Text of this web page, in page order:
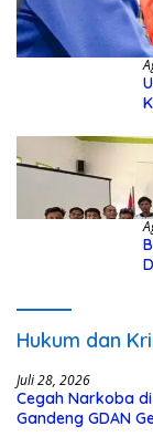
Hukum dan
Juli 28, 2026
Cegah Narkoba
Gandeng GDAN